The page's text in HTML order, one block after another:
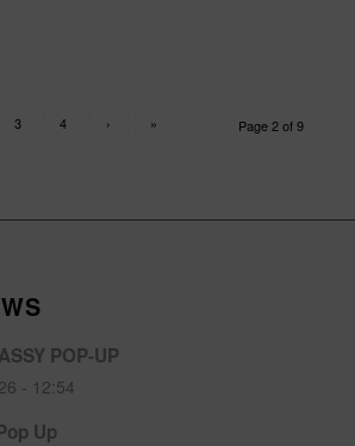
Page 2 of 9
3 4 › »
POP-UP
- 12:54
Up